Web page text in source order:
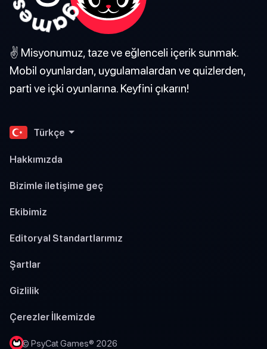
✌️ Misyonumuz, taze ve eğlenceli içerik sunmak.
Mobil oyunlardan, uygulamalardan ve quizlerden,
parti ve içki oyunlarına. Keyfini çıkarın!
Türkçe
Hakkımızda
Bizimle iletişime geç
Ekibimiz
Editoryal Standartlarımız
Şartlar
Gizlilik
Çerezler İlkemizde
© PsyCat Games® 2026